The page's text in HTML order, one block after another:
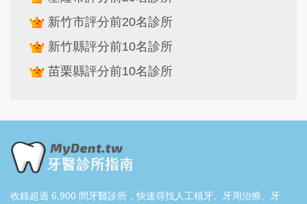
新竹市評分前20名診所
新竹縣評分前10名診所
苗栗縣評分前10名診所
收錄超過 6,900 間牙醫診所，快速尋找人工植牙、牙周治療、牙